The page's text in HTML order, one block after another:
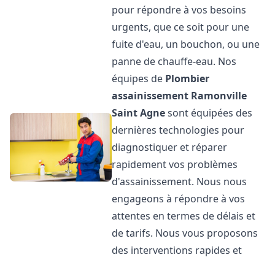
pour répondre à vos besoins
urgents, que ce soit pour une
fuite d'eau, un bouchon, ou une
panne de chauffe-eau. Nos
équipes de Plombier
assainissement Ramonville
Saint Agnesont équipées des
dernières technologies pour
diagnostiquer et réparer
rapidement vos problèmes
d'assainissement. Nous nous
engageons à répondre à vos
attentes en termes de délais et
de tarifs. Nous vous proposons
des interventions rapides et